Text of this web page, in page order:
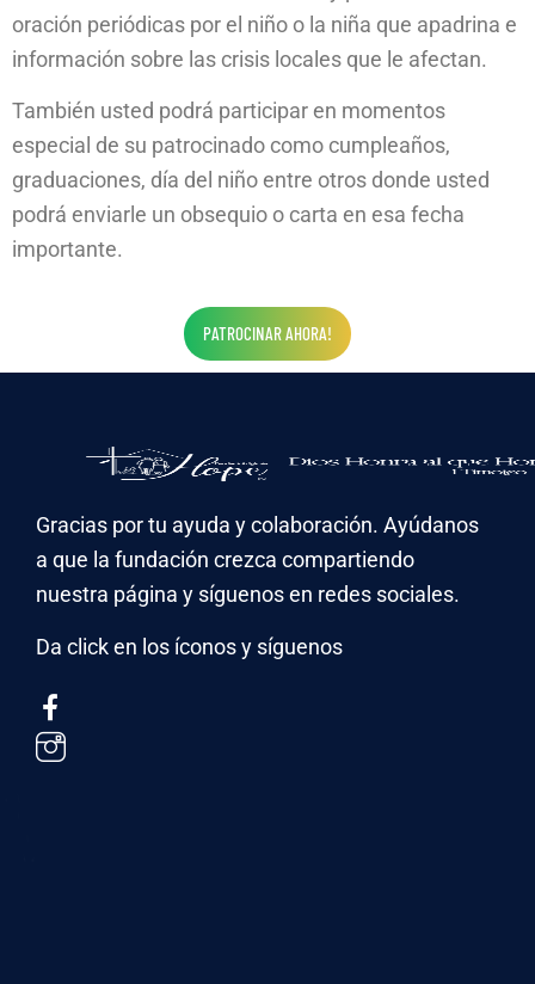
oración periódicas por el niño o la niña que apadrina e
información sobre las crisis locales que le afectan.
También usted podrá participar en momentos
especial de su patrocinado como cumpleaños,
graduaciones, día del niño entre otros donde usted
podrá enviarle un obsequio o carta en esa fecha
importante.
PATROCINAR AHORA!
Gracias por tu ayuda y colaboración. Ayúdanos
a que la fundación crezca compartiendo
nuestra página y síguenos en redes sociales.
Da click en los íconos y síguenos